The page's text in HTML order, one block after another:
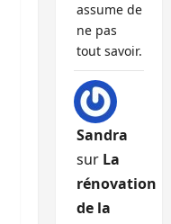
assume de
ne pas
tout savoir.
Sandra
sur La
rénovation
de la